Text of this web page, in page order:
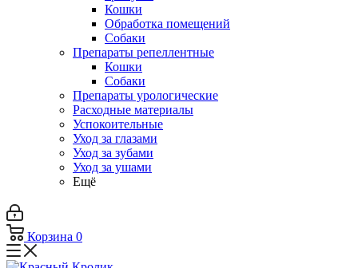
Кошки
Обработка помещений
Собаки
Препараты репеллентные
Кошки
Собаки
Препараты урологические
Расходные материалы
Успокоительные
Уход за глазами
Уход за зубами
Уход за ушами
Ещё
Корзина 0